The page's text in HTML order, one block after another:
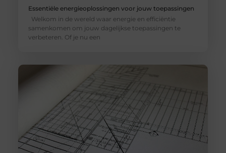
Essentiële energieoplossingen voor jouw toepassingen
Welkom in de wereld waar energie en efficiëntie
samenkomen om jouw dagelijkse toepassingen te
verbeteren. Of je nu een